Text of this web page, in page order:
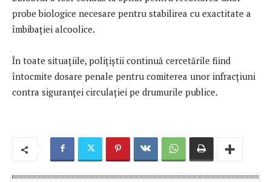
probe biologice necesare pentru stabilirea cu exactitate a
îmbibației alcoolice.
În toate situațiile, polițiștii continuă cercetările fiind
întocmite dosare penale pentru comiterea unor infracțiuni
contra siguranței circulației pe drumurile publice.